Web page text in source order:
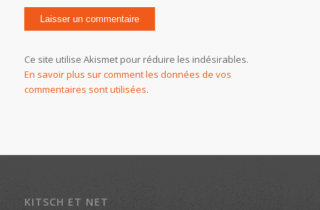
Ce site utilise Akismet pour réduire les indésirables.
En savoir plus sur comment les données de vos
commentaires sont utilisées.
KITSCH ET NET